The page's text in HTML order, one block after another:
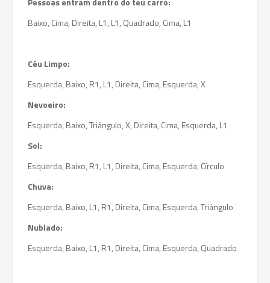
Baixo, Cima, Direita, L1, L1, Quadrado, Cima, L1
Céu Limpo:
Esquerda, Baixo, R1, L1, Direita, Cima, Esquerda, X
Nevoeiro:
Esquerda, Baixo, Triângulo, X, Direita, Cima, Esquerda, L1
Sol:
Esquerda, Baixo, R1, L1, Direita, Cima, Esquerda, Círculo
Chuva:
Esquerda, Baixo, L1, R1, Direita, Cima, Esquerda, Triângulo
Nublado:
Esquerda, Baixo, L1, R1, Direita, Cima, Esquerda, Quadrado